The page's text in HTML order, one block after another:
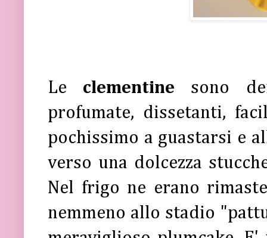
Le clementine sono
profumate, dissetanti,
pochissimo a guastarsi e
verso una dolcezza
Nel frigo ne erano
nemmeno allo stadio